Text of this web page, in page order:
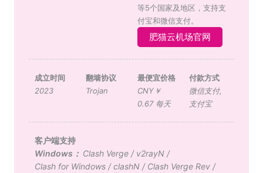
等5个国家及地区，支持支
付宝和微信支付。
肥猫云机场官网
成立时间
2023
翻墙协议
Trojan
最便宜价格
CNY￥
0.67 每天
付款方式
微信支付,
支付宝
客户端支持
Windows： Clash Verge/ v2rayN/
Clash for Windows/clashN/ Clash Verge Rev/